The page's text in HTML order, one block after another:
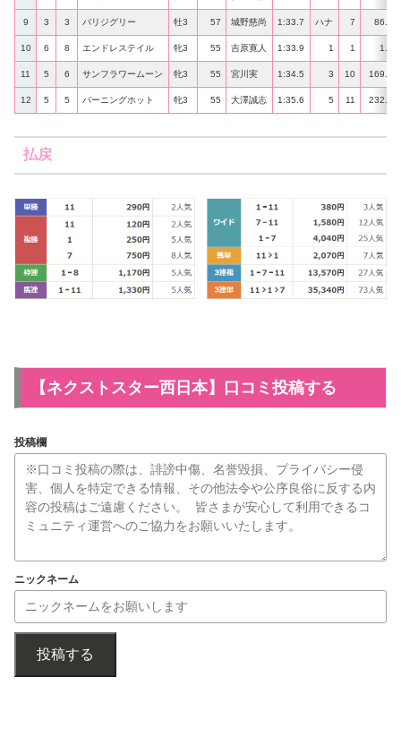
9 3 3 バリジグリー 牡3 57 城野慈尚 1:33.7 ハナ 7 86.2
10 6 8 エンドレステイル 牝3 55 吉原寛人 1:33.9 1 1 1.5
11 5 6 サンフラワームーン 牝3 55 宮川実 1:34.5 3 10 169.8
12 5 5 バーニングホット 牝3 55 大澤誠志 1:35.6 5 11 232.6
払戻
【ネクストスター西日本】口コミ投稿する
投稿欄
ニックネーム
投稿する